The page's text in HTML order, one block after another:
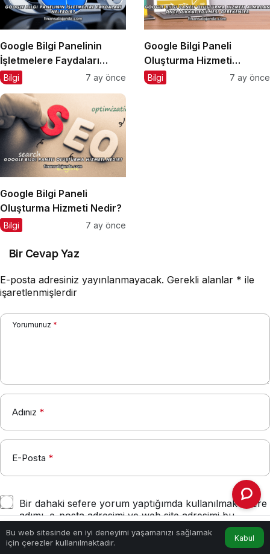
Google Bilgi Panelinin
İşletmelere Faydaları
Nelerdir?
Bilgi 7 ay önce
Google Bilgi Paneli
Oluşturma Hizmeti
Almadan Önce Dikkat
Bilgi 7 ay önce
Google Bilgi Paneli
Oluşturma Hizmeti Nedir?
Bilgi 7 ay önce
Bir Cevap Yaz
E-posta adresiniz yayınlanmayacak. Gerekli alanlar * ile
işaretlenmişlerdir
Yorumunuz *
Adınız *
E-Posta *
Bir dahaki sefere yorum yaptığımda kullanılmak üzere
adımı, e-posta adresimi ve web site adresimi bu
tarayıcıya kaydet.
Bu web sitesinde en iyi deneyimi yaşamanızı sağlamak
için çerezler kullanılmaktadır.
Kabul
Anasayfa Hesabım